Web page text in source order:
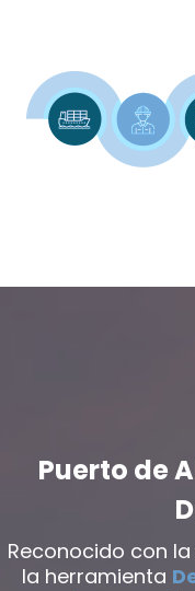
Puerto de
Reconocido con
la herramienta